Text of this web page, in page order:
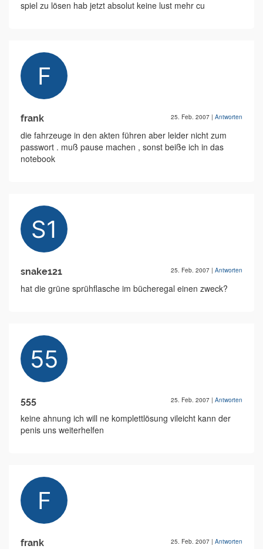
spiel zu lösen hab jetzt absolut keine lust mehr cu
frank 25. Feb. 2007 | Antworten
die fahrzeuge in den akten führen aber leider nicht zum
passwort . muß pause machen , sonst beiße ich in das
notebook
snake121 25. Feb. 2007 | Antworten
hat die grüne sprühflasche im bücheregal einen zweck?
555 25. Feb. 2007 | Antworten
keine ahnung ich will ne komplettlösung vileicht kann der
penis uns weiterhelfen
frank 25. Feb. 2007 | Antworten